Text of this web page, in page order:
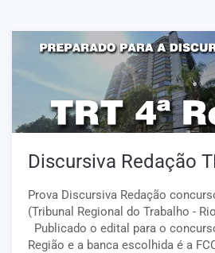
Discursiva Redação
Prova Discursiva Redação
(Tribunal Regional do Trabalho -
Publicado o edital para o
Região e a banca escolhida é a